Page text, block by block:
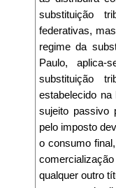
substituição
federativas,
regime da
Paulo,
substituição
estabelecido na
sujeito passivo
pelo imposto
o consumo
qualquer outro